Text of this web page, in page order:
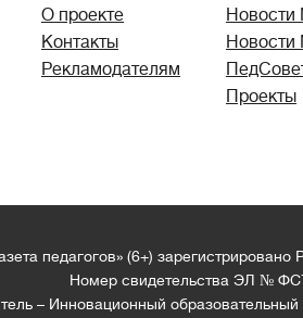
О проекте
Контакты
Рекламодателям
Проекты
педагогов» (6+)
Номер свидетельства ЭЛ №
– Инновационный образовательный